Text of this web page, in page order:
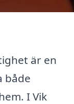
är en
både
I Vik